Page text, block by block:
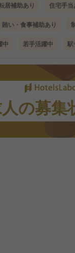
居補助あり 住宅手当
賄い・食事補助あり
中 若手活躍中 駅
の募集